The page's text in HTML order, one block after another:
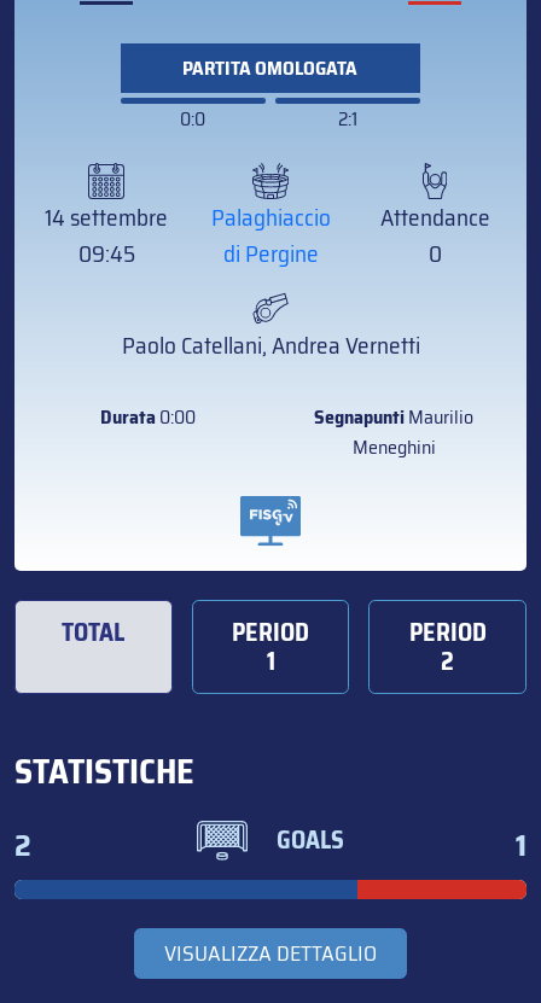
PARTITA OMOLOGATA
0:0
2:1
14 settembre
09:45
Palaghiaccio
di Pergine
Attendance
0
Paolo Catellani, Andrea Vernetti
Durata0:00 SegnapuntiMaurilio
Meneghini
TOTAL PERIOD
1
PERIOD
2
STATISTICHE
2 GOALS 1
VISUALIZZA DETTAGLIO